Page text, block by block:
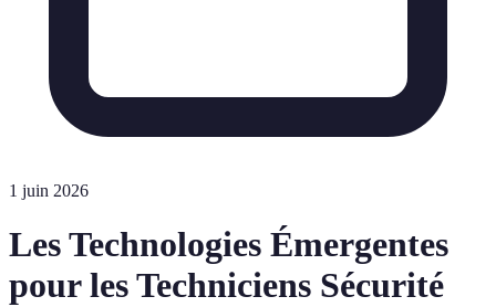
1 juin 2026
Les Technologies Émergentes
pour les Techniciens Sécurité